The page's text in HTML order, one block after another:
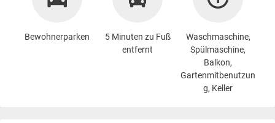
Bewohnerparken
5 Minuten zu Fuß
entfernt
Waschmaschine,
Spülmaschine,
Balkon,
Gartenmitbenutzun
g, Keller